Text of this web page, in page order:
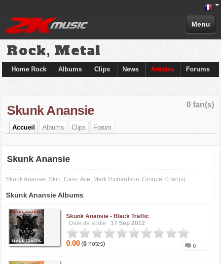
Menu
Rock, Metal
Home Rock Albums Clips News Artistes Forums
0 fan(s)
Skunk Anansie
Accueil Albums Clips Forum
Skunk Anansie
Skunk Anansie Skin, Cass, Ace, Mark Richardson Groupe 0 fan(s)
Skunk Anansie Albums
Skunk Anansie - Black Traffic
Date de sortie : 17 Sep 2012
0.00 (0 notes) 0